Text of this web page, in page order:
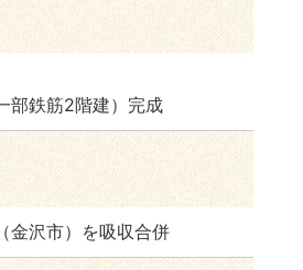
部鉄筋2階建）完成
金沢市）を吸収合併